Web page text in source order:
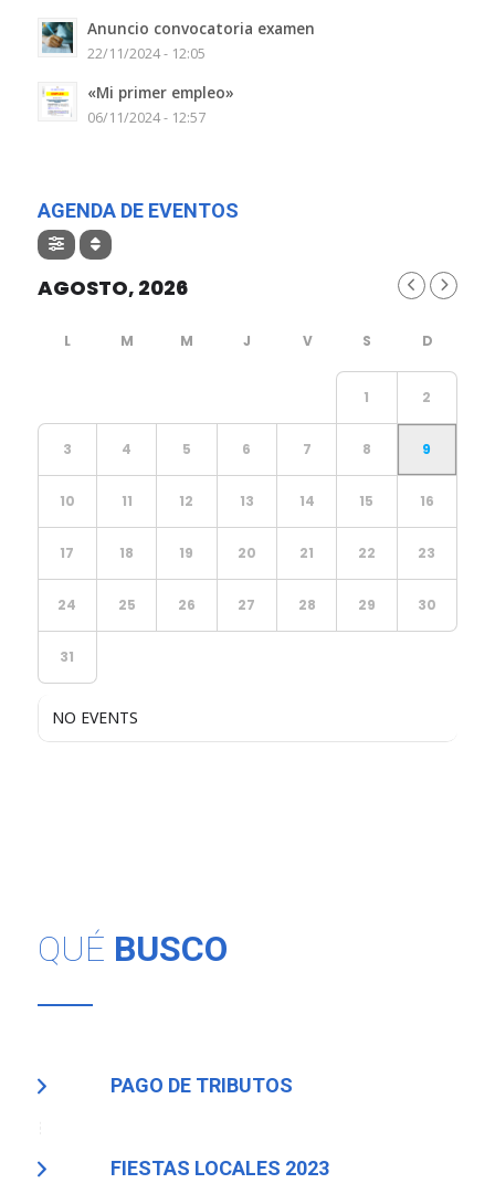
Anuncio convocatoria examen
22/11/2024 - 12:05
«Mi primer empleo»
06/11/2024 - 12:57
AGENDA DE EVENTOS
AGOSTO, 2026
1 2
3 4 5 6 7 8 9
10 11 12 13 14 15 16
17 18 19 20 21 22 23
24 25 26 27 28 29 30
31
NO EVENTS
QUÉ BUSCO
PAGO DE TRIBUTOS
FIESTAS LOCALES 2023